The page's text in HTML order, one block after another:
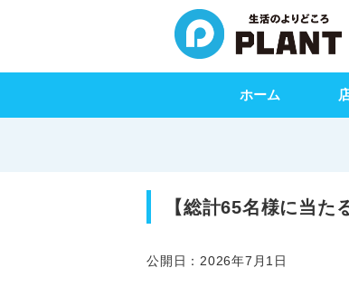
ホーム
【総計65名様に当
公開日：2026年7月1日